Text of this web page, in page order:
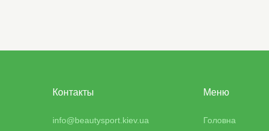
Контакты
info@beautysport.kiev.ua
Меню
Головна